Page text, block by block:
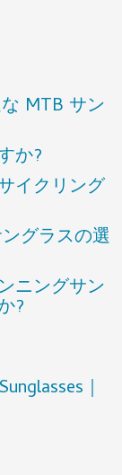
MTB サン
か?
イクリング
グラスの選
ニングサン
?
｜